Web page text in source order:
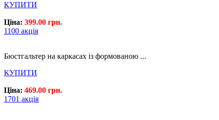
КУПИТИ
Ціна: 399.00 грн.
1100 акція
Бюстгальтер на каркасах із формованою ...
КУПИТИ
Ціна: 469.00 грн.
1701 акція